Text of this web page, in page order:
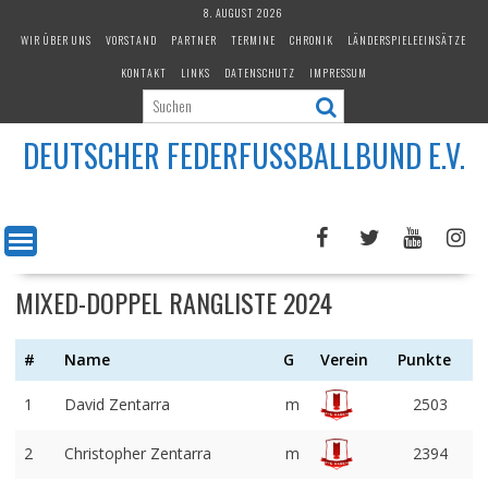
8. AUGUST 2026
WIR ÜBER UNS
VORSTAND PARTNER TERMINE CHRONIK
LÄNDERSPIELEEINSÄTZE
KONTAKT
LINKS DATENSCHUTZ IMPRESSUM
DEUTSCHER FEDERFUSSBALLBUND E.V.
MIXED-DOPPEL RANGLISTE 2024
# Name G Verein Punkte
1 David Zentarra m 2503
2 Christopher Zentarra m 2394